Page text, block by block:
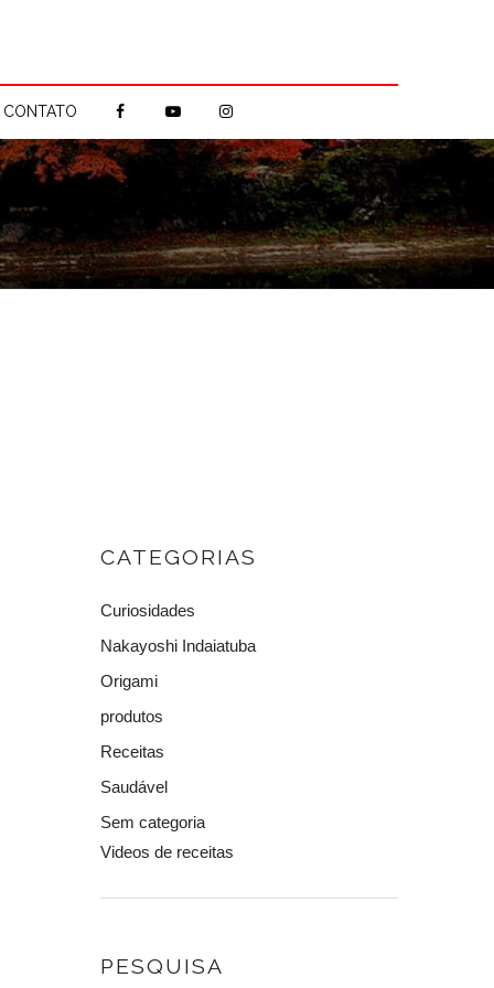
CONTATO
CATEGORIAS
Curiosidades
Nakayoshi Indaiatuba
Origami
produtos
Receitas
Saudável
Sem categoria
Videos de receitas
PESQUISA